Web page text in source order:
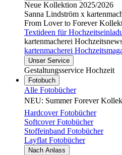
Neue Kollektion 2025/2026
Sanna Lindström x
From Lover to Forever
Textideen für
kartenmacherei
kartenmacherei
Unser Service
Gestaltungsservice Hochzeit
Fotobuch
Alle Fotobücher
NEU: Summer Forever
Hardcover Fotobücher
Softcover Fotobücher
Stoffeinband Fotobücher
Layflat Fotobücher
Nach Anlass